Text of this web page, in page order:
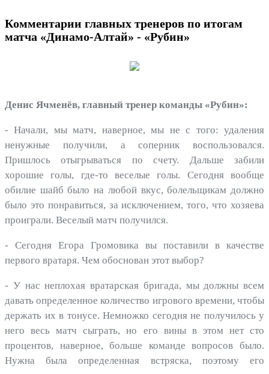
Комментарии главных тренеров по итогам
матча «Динамо-Алтай» - «Рубин»
Денис Ячменёв, главный тренер команды «Рубин»:
- Начали, мы матч, наверное, мы не с того: удаления
ненужные получили, а соперник воспользовался.
Пришлось отыгрываться по счету. Дальше забили
хорошие голы, где-то веселые голы. Сегодня вообще
обилие шайб было на любой вкус, болельщикам должно
было это понравиться, за исключением, того, что хозяева
проиграли. Веселый матч получился.
- Сегодня Егора Громовика вы поставили в качестве
первого вратаря. Чем обоснован этот выбор?
- У нас неплохая вратарская бригада, мы должны всем
давать определенное количество игрового времени, чтобы
держать их в тонусе. Немножко сегодня не получилось у
него весь матч сыграть, но его вины в этом нет сто
процентов, наверное, больше команде вопросов было.
Нужна была определенная встряска, поэтому его